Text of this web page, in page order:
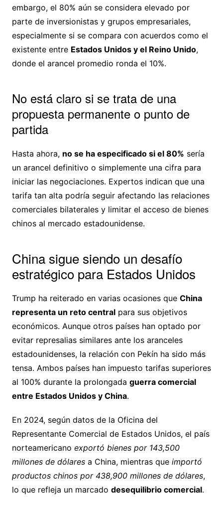
embargo, el 80% aún se considera elevado por
parte de inversionistas y grupos empresariales,
especialmente si se compara con acuerdos como el
existente entre Estados Unidos y el Reino Unido,
donde el arancel promedio ronda el 10%.
No está claro si se trata de una
propuesta permanente o punto de
partida
Hasta ahora, no se ha especificado si el 80% sería
un arancel definitivo o simplemente una cifra para
iniciar las negociaciones. Expertos indican que una
tarifa tan alta podría seguir afectando las relaciones
comerciales bilaterales y limitar el acceso de bienes
chinos al mercado estadounidense.
China sigue siendo un desafío
estratégico para Estados Unidos
Trump ha reiterado en varias ocasiones que China
representa un reto centralpara sus objetivos
económicos. Aunque otros países han optado por
evitar represalias similares ante los aranceles
estadounidenses, la relación con Pekín ha sido más
tensa. Ambos países han impuesto tarifas superiores
al 100% durante la prolongada guerra comercial
entre Estados Unidos y China.
En 2024, según datos de la Oficina del
Representante Comercial de Estados Unidos, el país
norteamericano exportó bienes por 143,500
millones de dólaresa China, mientras que importó
productos chinos por 438,900 millones de dólares,
lo que refleja un marcado desequilibrio comercial.